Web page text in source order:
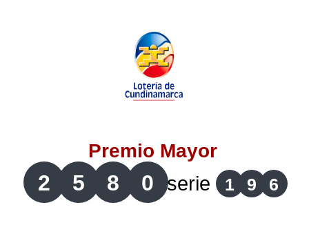
Lotería de Bogotá
Lotería de Risaralda
Lotería de Santander
Lotería del Cauca
Premio Mayor
2 5 8 0 serie 1 9 6